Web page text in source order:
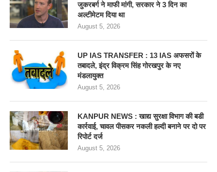
जुकरबर्ग ने माफी मांगी, सरकार ने 3 दिन का
अल्टीमेटम दिया था
August 5, 2026
UP IAS TRANSFER : 13 IAS अफसरों के
तबादले, इंद्र विक्रम सिंह गोरखपुर के नए
मंडलायुक्त
August 5, 2026
KANPUR NEWS : खाद्य सुरक्षा विभाग की बडी
कार्रवाई, चावल पीसकर नकली हल्दी बनाने पर दो पर
रिपोर्ट दर्ज
August 5, 2026